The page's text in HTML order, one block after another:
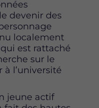
devenir des
localement
est rattaché
sur le
l’université
jeune actif